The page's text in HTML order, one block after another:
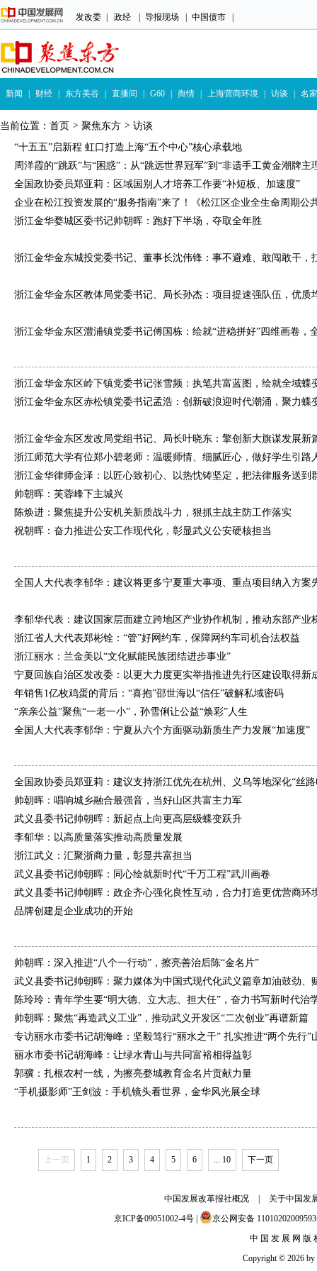
发改委 政经 导报现场 中国债市
新闻 财经 东方美谷 直播间 G60 舆情 上海营商环境 访谈 名家
当前位置： 首页 > 聚焦东方 > 访谈
“十五五”启新程 虹口打造上海“五个中心”核心承载地
周洋霞的“跳跃”与“困惑”：从“跳远世界冠军”到“非遗手工黄金潮牌主
全国政协委员郑亚莉：区域国别人才培养工作要“补短板、加速度”
企业在松江投资发展的“服务指南”来了！《松江区企业全生命周期公
浙江金华婺城区委书记帅朝晖：跑好下半场，夺取全年胜
浙江金华金东城投党委书记、董事长沈伟锋：事不避难、敢闯敢干，
浙江金华金东区教体局党委书记、局长孙杰：项目提速强队伍，优质
浙江金华金东区澧浦镇党委书记傅国栋：绘就“进稳拼好”四维画卷，
浙江金华金东区岭下镇党委书记张雪频：执笔共富蓝图，绘就全域蝶
浙江金华金东区赤松镇党委书记孟浩：创新破浪迎时代潮涌，聚力蝶
浙江金华金东区发改局党组书记、局长叶晓东：擎创新大旗谋发展新
浙江师范大学有位郑小碧老师：温暖师情、细腻匠心，做好学生引路
浙江金华律师金泽：以匠心致初心、以热忱铸坚定，把法律服务送到
帅朝晖：芙蓉峰下主城兴
陈焕进：聚焦提升公安机关新质战斗力，狠抓主战主防工作落实
祝朝晖：奋力推进公安工作现代化，彰显武义公安硬核担当
全国人大代表李郁华：建议将更多宁夏重大事项、重点项目纳入方案
李郁华代表：建议国家层面建立跨地区产业协作机制，推动东部产业
浙江省人大代表郑彬铨：“管”好网约车，保障网约车司机合法权益
浙江丽水：兰金美以“文化赋能民族团结进步事业”
宁夏回族自治区发改委：以更大力度更实举措推进先行区建设取得新
年销售1亿枚鸡蛋的背后：“喜抱”邵世海以“信任”破解私域密码
“亲亲公益”聚焦“一老一小”，孙雪俐让公益“焕彩”人生
全国人大代表李郁华：宁夏从六个方面驱动新质生产力发展“加速度”
全国政协委员郑亚莉：建议支持浙江优先在杭州、义乌等地深化“丝
帅朝晖：唱响城乡融合最强音，当好山区共富主力军
武义县委书记帅朝晖：新起点上向更高层级蝶变跃升
李郁华：以高质量落实推动高质量发展
浙江武义：汇聚浙商力量，彰显共富担当
武义县委书记帅朝晖：同心绘就新时代“千万工程”武川画卷
武义县委书记帅朝晖：政企齐心强化良性互动，合力打造更优营商环
品牌创建是企业成功的开始
帅朝晖：深入推进“八个一行动”，擦亮善治后陈“金名片”
武义县委书记帅朝晖：聚力媒体为中国式现代化武义篇章加油鼓劲、
陈玲玲：青年学生要“明大德、立大志、担大任”，奋力书写新时代治
帅朝晖：聚焦“再造武义工业”，推动武义开发区“二次创业”再谱新篇
专访丽水市委书记胡海峰：坚毅笃行“丽水之干” 扎实推进“两个先行”
丽水市委书记胡海峰：让绿水青山与共同富裕相得益彰
郭骥：扎根农村一线，为擦亮婺城教育金名片贡献力量
“手机摄影师”王剑波：手机镜头看世界，金华风光展全球
上一页 1 2 3 4 5 6 ... 10 下一页
中国发展改革报社概况
关于中国发
京ICP备09051002-4号 |
京公网安备
中 国 发 展 网 版
Copyright © 2026 by